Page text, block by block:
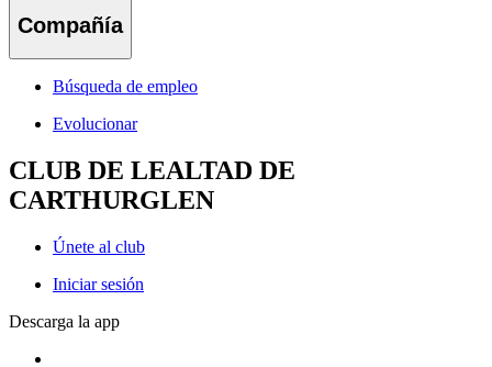
Compañía
Búsqueda de empleo
Evolucionar
CLUB DE LEALTAD DE
CARTHURGLEN
Únete al club
Iniciar sesión
Descarga la app